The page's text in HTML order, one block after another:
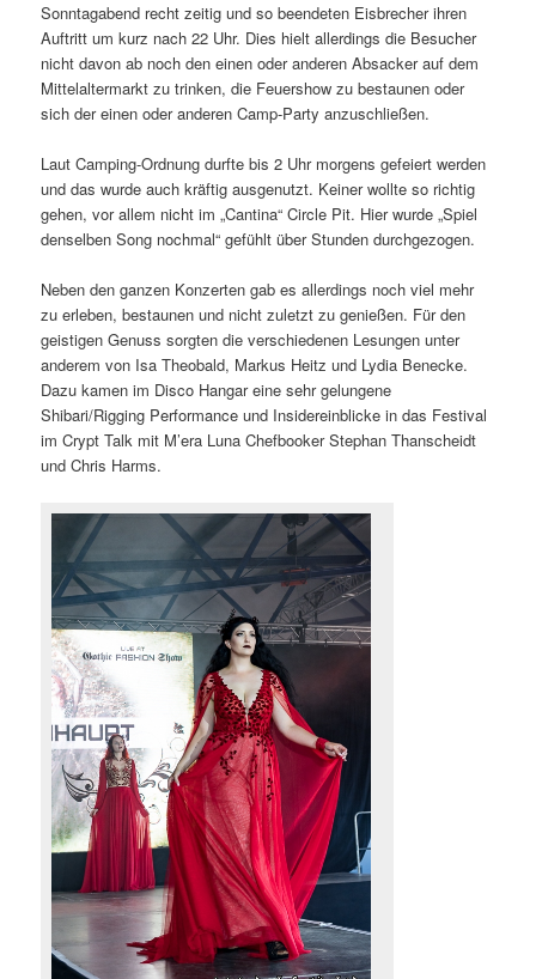
Sonntagabend recht zeitig und so beendeten Eisbrecher ihren
Auftritt um kurz nach 22 Uhr. Dies hielt allerdings die Besucher
nicht davon ab noch den einen oder anderen Absacker auf dem
Mittelaltermarkt zu trinken, die Feuershow zu bestaunen oder
sich der einen oder anderen Camp-Party anzuschließen.
Laut Camping-Ordnung durfte bis 2 Uhr morgens gefeiert werden
und das wurde auch kräftig ausgenutzt. Keiner wollte so richtig
gehen, vor allem nicht im „Cantina“ Circle Pit. Hier wurde „Spiel
denselben Song nochmal“ gefühlt über Stunden durchgezogen.
Neben den ganzen Konzerten gab es allerdings noch viel mehr
zu erleben, bestaunen und nicht zuletzt zu genießen. Für den
geistigen Genuss sorgten die verschiedenen Lesungen unter
anderem von Isa Theobald, Markus Heitz und Lydia Benecke.
Dazu kamen im Disco Hangar eine sehr gelungene
Shibari/Rigging Performance und Insidereinblicke in das Festival
im Crypt Talk mit M’era Luna Chefbooker Stephan Thanscheidt
und Chris Harms.